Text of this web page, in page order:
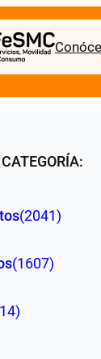
(2041)
(1607)